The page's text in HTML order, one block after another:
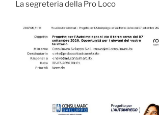
La segreteria della Pro Loco